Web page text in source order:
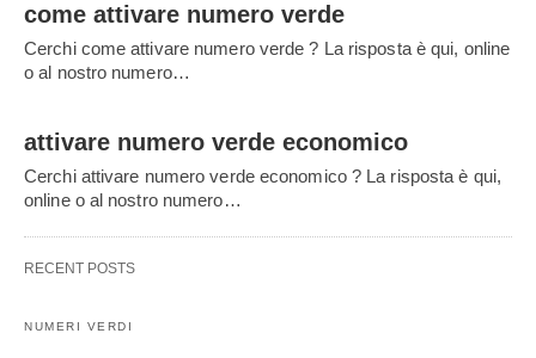
come attivare numero verde
Cerchi come attivare numero verde ? La risposta è qui, online
o al nostro numero…
attivare numero verde economico
Cerchi attivare numero verde economico ? La risposta è qui,
online o al nostro numero…
RECENT POSTS
NUMERI VERDI